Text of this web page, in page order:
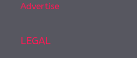
Advertise
LEGAL